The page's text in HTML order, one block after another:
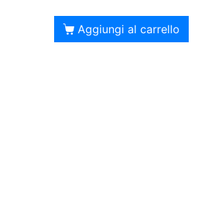
Aggiungi al carrello